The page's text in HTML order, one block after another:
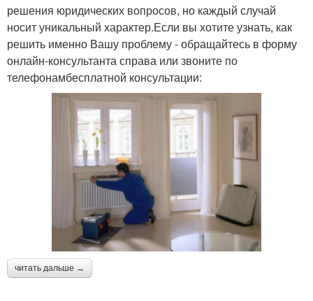
решения юридических вопросов, но каждый случай
носит уникальный характер.Если вы хотите узнать, как
решить именно Вашу проблему - обращайтесь в форму
онлайн-консультанта справа или звоните по
телефонамбесплатной консультации:
читать дальше →